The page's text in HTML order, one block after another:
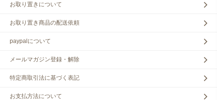
お取り置きについて
お取り置き商品の配送依頼
paypalについて
メールマガジン登録・解除
特定商取引法に基づく表記
お支払方法について